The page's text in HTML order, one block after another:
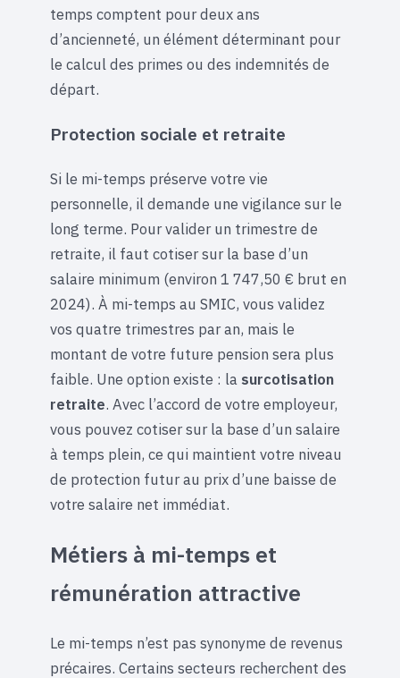
temps comptent pour deux ans
d’ancienneté, un élément déterminant pour
le calcul des primes ou des indemnités de
départ.
Protection sociale et retraite
Si le mi-temps préserve votre vie
personnelle, il demande une vigilance sur le
long terme. Pour valider un trimestre de
retraite, il faut cotiser sur la base d’un
salaire minimum (environ 1 747,50 € brut en
2024). À mi-temps au SMIC, vous validez
vos quatre trimestres par an, mais le
montant de votre future pension sera plus
faible. Une option existe : la surcotisation
retraite. Avec l’accord de votre employeur,
vous pouvez cotiser sur la base d’un salaire
à temps plein, ce qui maintient votre niveau
de protection futur au prix d’une baisse de
votre salaire net immédiat.
Métiers à mi-temps et
rémunération attractive
Le mi-temps n’est pas synonyme de revenus
précaires. Certains secteurs recherchent des